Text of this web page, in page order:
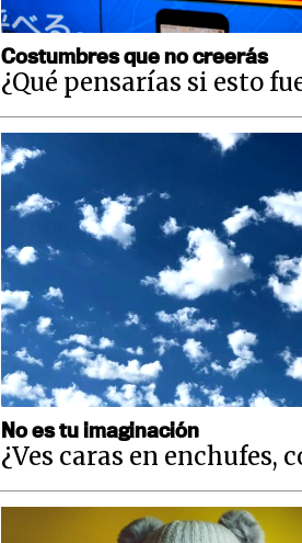
Costumbres que no creerás
¿Qué pensarías si esto
No es tu imaginación
¿Ves caras en enchufes,